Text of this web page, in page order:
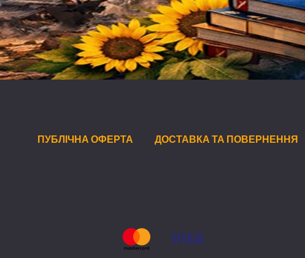
ПУБЛІЧНА ОФЕРТА ДОСТАВКА ТА ПОВЕРНЕННЯ